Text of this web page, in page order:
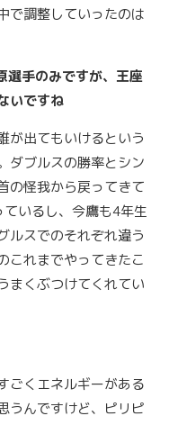
で調整していったのは
手のみですが、王座
いですね
が出てもいけるという
ダブルスの勝率とシン
の怪我から戻ってきて
いるし、今鷹も4年生
ルスでのそれぞれ違う
これまでやってきたこ
まくぶつけてくれてい
ごくエネルギーがある
うんですけど、ピリピ